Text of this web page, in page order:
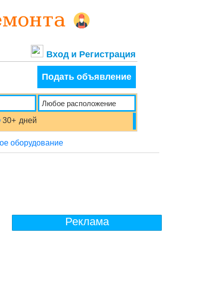
Вход и Регистрация
Подать объявление
30+ дней
оборудование
Реклама